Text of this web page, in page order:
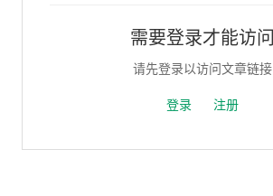
需要登录才能访问
请先登录以访问文章链接
登录 注册